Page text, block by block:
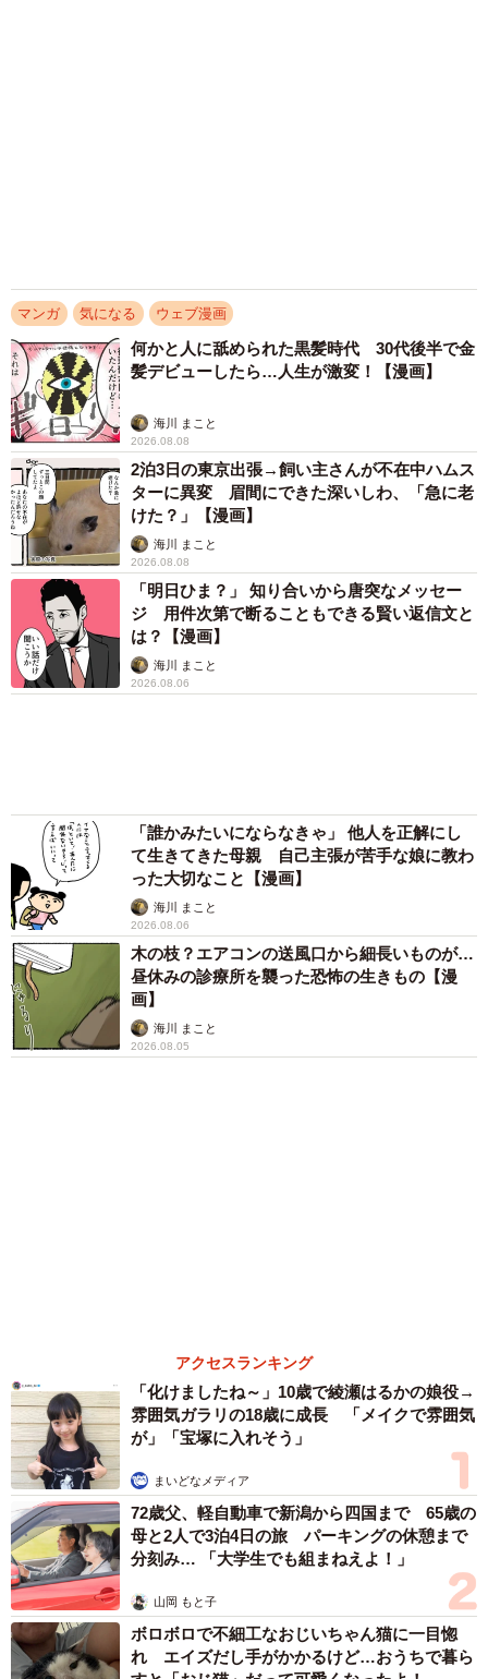
マンガ 気になる ウェブ漫画
何かと人に舐められた黒髪時代 30代後半で金
髪デビューしたら…人生が激変！【漫画】
海川 まこと
2026.08.08
2泊3日の東京出張→飼い主さんが不在中ハムス
ターに異変 眉間にできた深いしわ、「急に老
けた？」【漫画】
海川 まこと
2026.08.08
「明日ひま？」 知り合いから唐突なメッセー
ジ 用件次第で断ることもできる賢い返信文と
は？【漫画】
海川 まこと
2026.08.06
「誰かみたいにならなきゃ」 他人を正解にし
て生きてきた母親 自己主張が苦手な娘に教わ
った大切なこと【漫画】
海川 まこと
2026.08.06
木の枝？エアコンの送風口から細長いものが…
昼休みの診療所を襲った恐怖の生きもの【漫
画】
海川 まこと
2026.08.05
アクセスランキング
「化けましたね～」10歳で綾瀬はるかの娘役→
雰囲気ガラリの18歳に成長 「メイクで雰囲気
が」「宝塚に入れそう」
まいどなメディア
72歳父、軽自動車で新潟から四国まで 65歳の
母と2人で3泊4日の旅 パーキングの休憩まで
分刻み… 「大学生でも組まねえよ！」
山岡 もと子
ボロボロで不細工なおじいちゃん猫に一目惚
れ エイズだし手がかかるけど…おうちで暮ら